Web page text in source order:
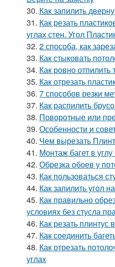
30. Как запилить
31. Как резать
углах стен. Угол
32. 2 способа, как
33. Как стыковать
34. Как ровно
35. Как отрезать
36. 7 способов резки
37. Как распилить
38. Поворотные или
39. Особенности и
40. Чем вырезать
41. Монтаж багет в
42. Обрезка обоев у
43. Как пользоваться
44. Как запилить угол
45. Как правильно
условиях без стусла
46. Как резать плинтус
47. Как соединить
48. Как отрезать
углах